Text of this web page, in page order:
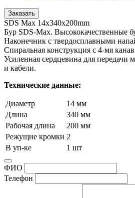
Заказать
SDS Max 14x340x200mm
Бур SDS-Мах. Высококачественные
Наконечник с твердосплавными
Спиральная конструкция с 4-мя
Усиленная сердцевина для передачи
и кабели.
Технические данные:
Диаметр
14 мм
Длина
340 мм
Рабочая длина
200 мм
Режущие кромки 2
В уп-ке
1 шт
ФИО
Телефон